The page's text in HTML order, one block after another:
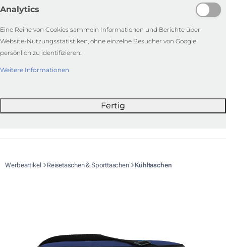
Analytics
Eine Reihe von Cookies sammeln Informationen und Berichte über
Website-Nutzungsstatistiken, ohne einzelne Besucher von Google
persönlich zu identifizieren.
Weitere Informationen
Fertig
Werbeartikel Reisetaschen & Sporttaschen Kühltaschen